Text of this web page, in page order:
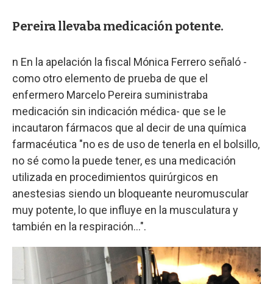
Pereira llevaba medicación potente.
n En la apelación la fiscal Mónica Ferrero señaló -
como otro elemento de prueba de que el
enfermero Marcelo Pereira suministraba
medicación sin indicación médica- que se le
incautaron fármacos que al decir de una química
farmacéutica "no es de uso de tenerla en el bolsillo,
no sé como la puede tener, es una medicación
utilizada en procedimientos quirúrgicos en
anestesias siendo un bloqueante neuromuscular
muy potente, lo que influye en la musculatura y
también en la respiración…".